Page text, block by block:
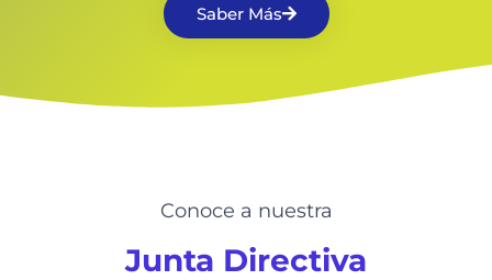
Saber Más
Conoce a nuestra
Junta Directiva